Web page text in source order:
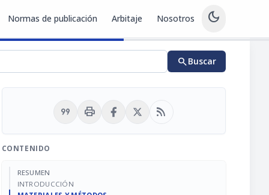
Normas de publicación Arbitaje Nosotros dark_mode
searchBuscar
format_quote print rss_feed
CONTENIDO
RESUMEN
INTRODUCCIÓN